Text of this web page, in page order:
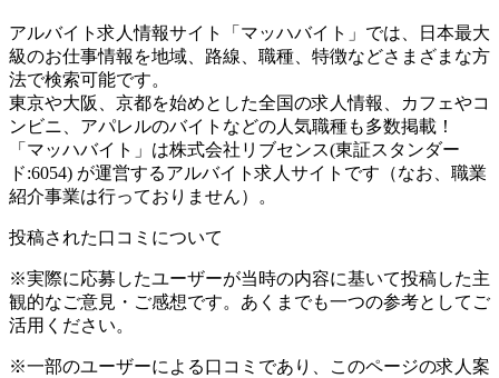
アルバイト求人情報サイト「マッハバイト」では、日本最大
級のお仕事情報を地域、路線、職種、特徴などさまざまな方
法で検索可能です。
東京や大阪、京都を始めとした全国の求人情報、カフェやコ
ンビニ、アパレルのバイトなどの人気職種も多数掲載！
「マッハバイト」は株式会社リブセンス(東証スタンダー
ド:6054) が運営するアルバイト求人サイトです（なお、職業
紹介事業は行っておりません）。
投稿された口コミについて
※実際に応募したユーザーが当時の内容に基いて投稿した主
観的なご意見・ご感想です。あくまでも一つの参考としてご
活用ください。
※一部のユーザーによる口コミであり、このページの求人案